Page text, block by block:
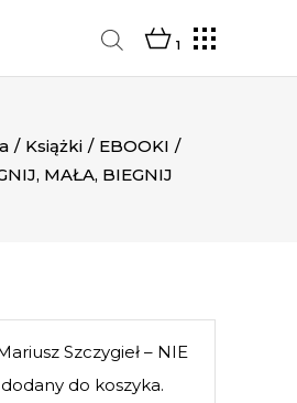
1
/ Książki / EBOOKI /
MAŁA, BIEGNIJ
Szczygieł – NIE
dodany do koszyka.